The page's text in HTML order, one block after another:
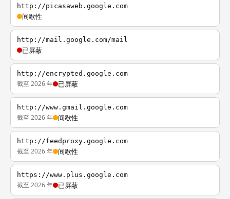
http://picasaweb.google.com
间歇性
http://mail.google.com/mail
已屏蔽
http://encrypted.google.com
截至 2026 年 已屏蔽
http://www.gmail.google.com
截至 2026 年 间歇性
http://feedproxy.google.com
截至 2026 年 间歇性
https://www.plus.google.com
截至 2026 年 已屏蔽